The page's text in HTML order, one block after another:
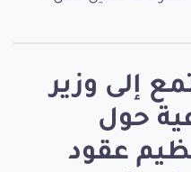
إلى وزير
حول
عقود